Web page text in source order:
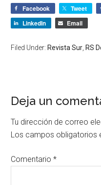
Facebook Tweet
LinkedIn
Email
Filed Under: Revista Sur RS
Deja un
Tu dirección de correo
Los campos
Comentario*